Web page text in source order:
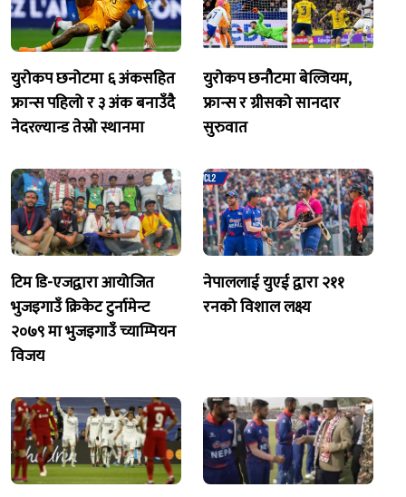
युरोकप छनोटमा ६ अंकसहित
फ्रान्स पहिलो र ३ अंक बनाउँदै
नेदरल्यान्ड तेस्रो स्थानमा
युरोकप छनौटमा बेल्जियम,
फ्रान्स र ग्रीसको सानदार
सुरुवात
टिम डि-एजद्वारा आयोजित
भुजइगाउँ क्रिकेट टुर्नामेन्ट
२०७९ मा भुजइगाउँ च्याम्पियन
विजय
नेपाललाई युएई द्वारा २११
रनको विशाल लक्ष्य